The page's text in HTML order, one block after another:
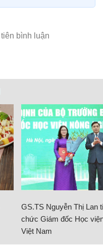
GS.TS Nguyễn Thị Lan
chức Giám đốc Học
Việt Nam